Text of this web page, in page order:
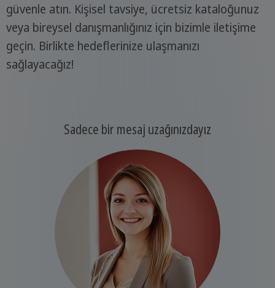
güvenle atın. Kişisel tavsiye, ücretsiz kataloğunuz
veya bireysel danışmanlığınız için bizimle iletişime
geçin. Birlikte hedeflerinize ulaşmanızı
sağlayacağız!
Sadece bir mesaj uzağınızdayız